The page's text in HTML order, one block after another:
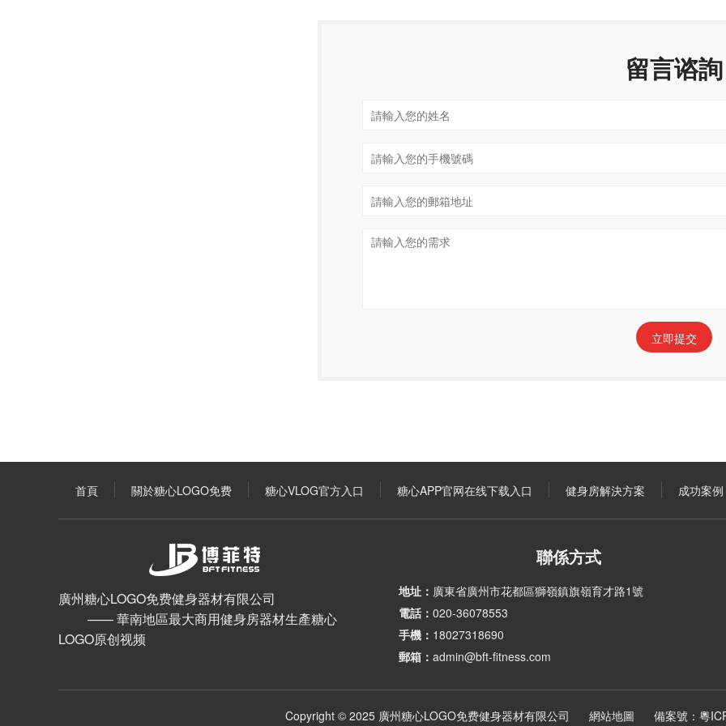
留言谘詢
立即提交
首頁 關於糖心LOGO免费 糖心VLOG官方入口 糖心APP官网在线下载入口 健身房解決方案 成功案例
廣州糖心LOGO免费健身器材有限公司
—— 華南地區最大商用健身房器材生產糖心
LOGO原创视频
聯係方式
地址： 廣東省廣州市花都區獅嶺鎮旗嶺育才路1號
電話： 020-36078553
手機： 18027318690
郵箱： admin@bft-fitness.com
Copyright © 2025 廣州糖心LOGO免费健身器材有限公司 網站地圖 備案號： 粵